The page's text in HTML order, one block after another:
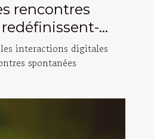
rencontres
humaine ?
interactions digitales
spontanées